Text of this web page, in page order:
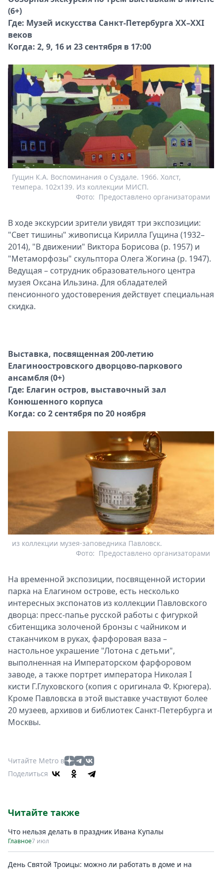
(6+)
Где: Музей искусства Санкт-Петербурга XX–XXI
веков
Когда: 2, 9, 16 и 23 сентября в 17:00
Гущин К.А. Воспоминания о Суздале. 1966. Холст,
темпера. 102х139. Из коллекции МИСП.
Предоставлено организаторами
Фото:
В ходе экскурсии зрители увидят три экспозиции:
"Свет тишины" живописца Кирилла Гущина (1932–
2014), "В движении" Виктора Борисова (р. 1957) и
"Метаморфозы" скульптора Олега Жогина (р. 1947).
Ведущая – сотрудник образовательного центра
музея Оксана Ильзина. Для обладателей
пенсионного удостоверения действует специальная
скидка.
Выставка, посвященная 200-летию
Елагиноостровского дворцово-паркового
ансамбля (0+)
Где: Елагин остров, выставочный зал
Конюшенного корпуса
Когда: со 2 сентября по 20 ноября
из коллекции музея-заповедника Павловск.
Предоставлено организаторами
Фото:
На временной экспозиции, посвященной истории
парка на Елагином острове, есть несколько
интересных экспонатов из коллекции Павловского
дворца: пресс-папье русской работы с фигуркой
сбитенщика золоченой бронзы с чайником и
стаканчиком в руках, фарфоровая ваза –
настольное украшение "Лотона с детьми",
выполненная на Императорском фарфоровом
заводе, а также портрет императора Николая I
кисти Г.Глуховского (копия с оригинала Ф. Крюгера).
Кроме Павловска в этой выставке участвуют более
20 музеев, архивов и библиотек Санкт-Петербурга и
Москвы.
Читайте Metro в
Поделиться
Читайте также
Что нельзя делать в праздник Ивана Купалы
Главное7 июл
День Святой Троицы: можно ли работать в доме и на